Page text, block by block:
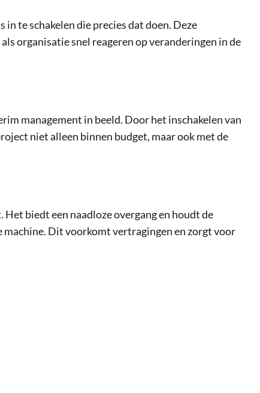
te schakelen die precies dat doen. Deze
organisatie snel reageren op veranderingen in de
management in beeld. Door het inschakelen van
niet alleen binnen budget, maar ook met de
biedt een naadloze overgang en houdt de
Dit voorkomt vertragingen en zorgt voor